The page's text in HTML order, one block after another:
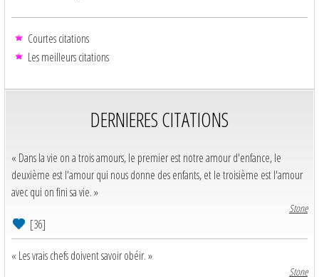
Courtes citations
Les meilleurs citations
DERNIERES CITATIONS
« Dans la vie on a trois amours, le premier est notre amour d'enfance, le
deuxième est l'amour qui nous donne des enfants, et le troisième est l'amour
avec qui on fini sa vie. »
Stone
[36]
« Les vrais chefs doivent savoir obéir. »
Stone